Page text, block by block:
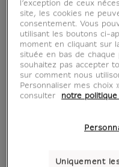
voir en
l’exception de ceux
site, les cookies ne
consentement. Vous
utilisant les boutons ci-
moment en cliquant sur
située en bas de chaque
souhaitez pas accepter
sur comment nous
Personnaliser mes choix
consulter
notre politique
Uniquement